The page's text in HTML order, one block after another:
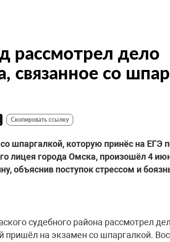
рассмотрел дело
связанное со
Скопировать ссылку
шпаргалкой, которую принёс на ЕГЭ
лицея города Омска, произошёл 4
объяснив поступок стрессом и
судебного района рассмотрел
пришёл на экзамен со шпаргалкой.